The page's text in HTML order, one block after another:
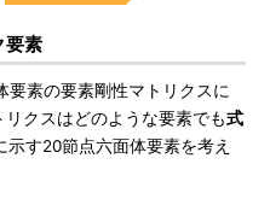
要素
素の要素剛性マトリクスに
クスはどのような要素でも式
示す20節点六面体要素を考え